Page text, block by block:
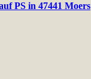
PS in 47441 Moers